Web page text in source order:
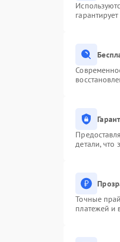
детали, что
Точные
платежей и